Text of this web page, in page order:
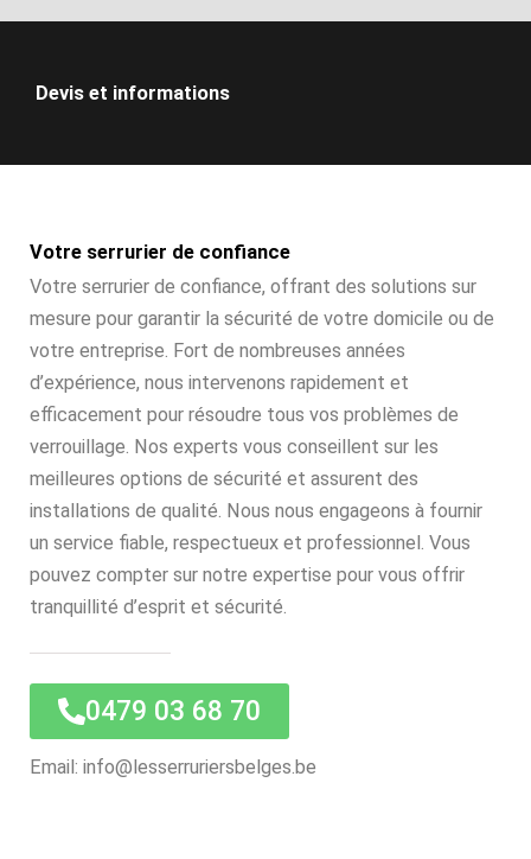
Devis et informations
Votre serrurier de confiance
Votre serrurier de confiance, offrant des solutions sur
mesure pour garantir la sécurité de votre domicile ou de
votre entreprise. Fort de nombreuses années
d’expérience, nous intervenons rapidement et
efficacement pour résoudre tous vos problèmes de
verrouillage. Nos experts vous conseillent sur les
meilleures options de sécurité et assurent des
installations de qualité. Nous nous engageons à fournir
un service fiable, respectueux et professionnel. Vous
pouvez compter sur notre expertise pour vous offrir
tranquillité d’esprit et sécurité.
0479 03 68 70
Email: info@lesserruriersbelges.be